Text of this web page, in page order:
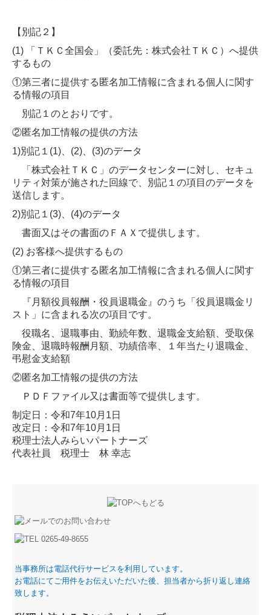
【別記２】
(1) 「ＴＫＣ全国会」（委託先：株式会社ＴＫＣ）へ提供
するもの
①第三者に提供する匿名加工情報に含まれる個人に関す
る情報の項目
別記１のとおりです。
②匿名加工情報の提供の方法
1)別記１(1)、(2)、(3)のデータ
「株式会社ＴＫＣ」のデータセンターに対し、セキュ
リティ対策が施された回線で、別記１の項目のデータを
送信します。
2)別記１(3)、(4)のデータ
書面又はその書面のＦＡＸで提供します。
(2) お客様へ提供するもの
①第三者に提供する匿名加工情報に含まれる個人に関す
る情報の項目
『月額役員報酬・役員退職金』のうち「役員退職金リ
スト」に含まれる次の項目です。
役職名、退職事由、勤続年数、退職金支給額、受取保
険金、退職時報酬月額、功績倍率、１年当たり退職金、
弔慰金支給額
②匿名加工情報の提供の方法
ＰＤＦファイル又は書面等で提供します。
制定日：令和7年10月1日
改定日：令和7年10月1日
税理士法人みらいパートナーズ
代表社員 税理士 林 幸志
当事務所は電話代行サービスを利用しています。
お電話にてご用件をお伝えいただいた後、担当者から折り返し連絡
致します。